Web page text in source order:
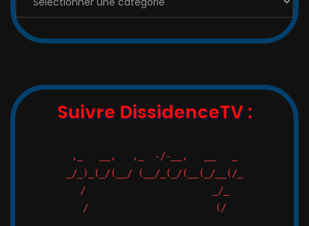
Catégories
Suivre DissidenceTV :
,_   __,   ,_  -/-__,   __   _
_/_)_(_/(__/ (__/_(_/(__(_/__(/_
/                       _/_
/                       (/